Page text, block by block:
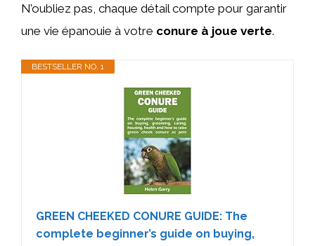
N’oubliez pas, chaque détail compte pour garantir
une vie épanouie à votre conure à joue verte.
BESTSELLER NO. 1
GREEN CHEEKED CONURE GUIDE: The
complete beginner’s guide on buying,